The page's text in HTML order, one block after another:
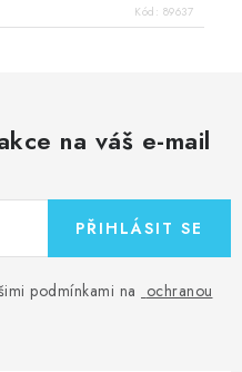
Kód: 89637
na váš e-mail
podmínkami na ochranou
PŘIHLÁSIT SE